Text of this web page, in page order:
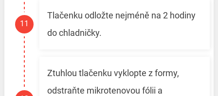
Tlačenku odložte nejméně na 2 hodiny
do chladničky.
Ztuhlou tlačenku vyklopte z formy,
odstraňte mikrotenovou fólii a